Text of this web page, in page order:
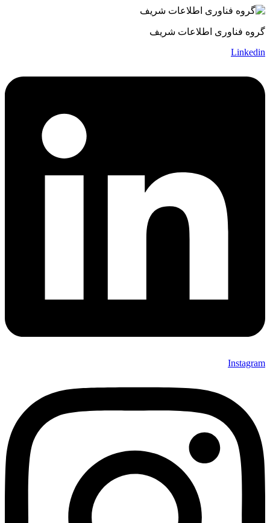
گروه فناوری اطلاعات شریف
Linkedin
Instagram